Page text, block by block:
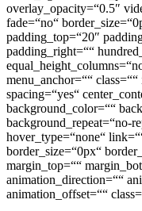
overlay_opacity=“0.5″
fade=“no“
padding_top=“20″
padding_right=““
menu_anchor=““
spacing=“yes“
background_color=““
background_repeat=“no-
hover_type=“none“
border_size=“0px“
margin_top=““
animation_direction=““
animation_offset=““